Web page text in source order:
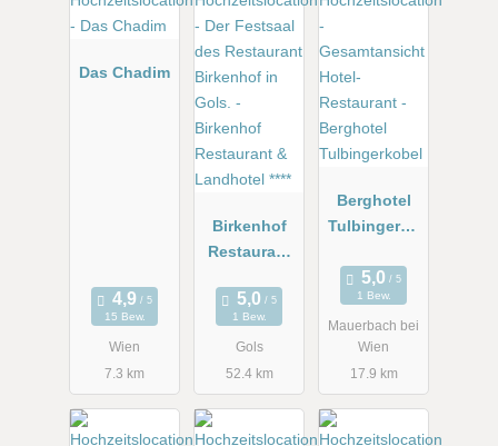
Das Chadim
15 Bew.
Wien
7.3 km
Birkenhof
Restaurant
****
1 Bew.
Gols
52.4 km
Berghotel
Tulbingerko
1 Bew.
Mauerbach bei
Wien
17.9 km